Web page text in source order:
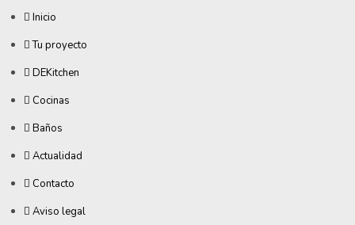
Inicio
Tu proyecto
DEKitchen
Cocinas
Baños
Actualidad
Contacto
Aviso legal